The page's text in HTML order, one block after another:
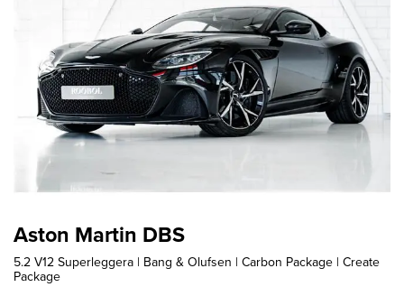
Aston Martin DBS
5.2 V12 Superleggera | Bang & Olufsen | Carbon Package | Create
Package